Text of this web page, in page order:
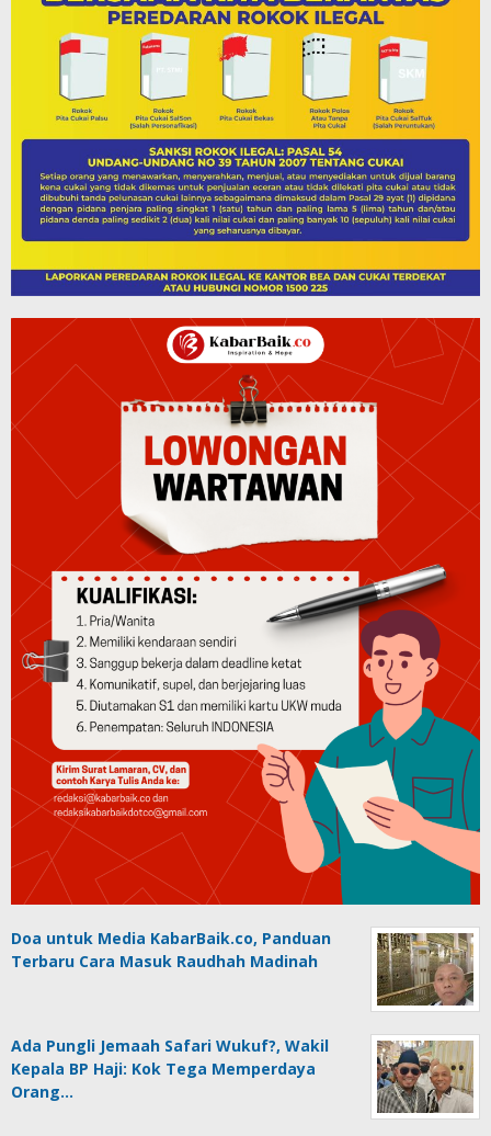
Doa untuk Media KabarBaik.co, Panduan
Terbaru Cara Masuk Raudhah Madinah
Ada Pungli Jemaah Safari Wukuf?, Wakil
Kepala BP Haji: Kok Tega Memperdaya
Orang…